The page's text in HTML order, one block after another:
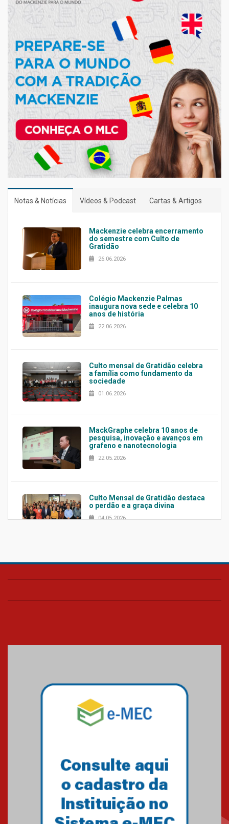
Notas & Notícias Vídeos & Podcast Cartas & Artigos
Mackenzie celebra encerramento
do semestre com Culto de
Gratidão
26.06.2026
Colégio Mackenzie Palmas
inaugura nova sede e celebra 10
anos de história
22.06.2026
Culto mensal de Gratidão celebra
a família como fundamento da
sociedade
01.06.2026
MackGraphe celebra 10 anos de
pesquisa, inovação e avanços em
grafeno e nanotecnologia
22.05.2026
Culto Mensal de Gratidão destaca
o perdão e a graça divina
04.05.2026
Confira como foi o culto mensal
Mackenzie mobiliza campanha
solidária para apoiar famílias em
Minas Gerais
Primeiro culto do ano ressalta o
27.02.2026